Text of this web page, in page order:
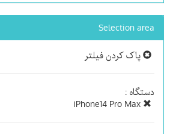
Selection area
پاک کردن فیلتر
دستگاه :